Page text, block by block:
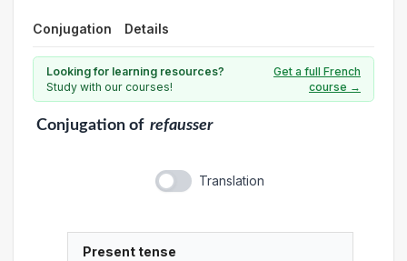
Conjugation Details
Looking for learning resources?
Study with our courses!
Get a full French
course →
Conjugationof refausser
Translation
Present tense